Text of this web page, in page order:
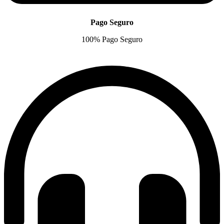
Pago Seguro
100% Pago Seguro